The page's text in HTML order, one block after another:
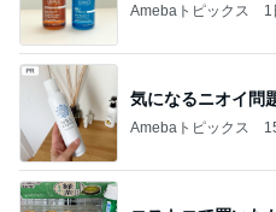
Amebaトピックス 1
気になるニオイ問
Amebaトピックス